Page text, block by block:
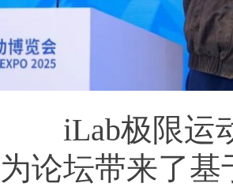
iLab极限运动
为论坛带来了